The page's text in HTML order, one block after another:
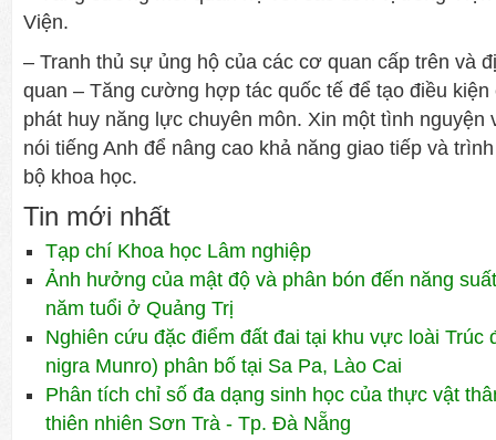
Viện.
– Tranh thủ sự ủng hộ của các cơ quan cấp trên và
quan – Tăng cường hợp tác quốc tế để tạo điều kiện
phát huy năng lực chuyên môn. Xin một tình
nói tiếng Anh để nâng cao khả năng giao tiếp và
bộ khoa học.
Tin mới nhất
Tạp chí Khoa học Lâm nghiệp
Ảnh hưởng của mật độ và phân bón đến năng
năm tuổi ở Quảng Trị
Nghiên cứu đặc điểm đất đai tại khu vực loài Trúc
nigra Munro) phân bố tại Sa Pa, Lào Cai
Phân tích chỉ số đa dạng sinh học của thực vật
thiên nhiên Sơn Trà - Tp. Đà Nẵng